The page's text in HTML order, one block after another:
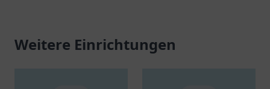
Weitere Einrichtungen